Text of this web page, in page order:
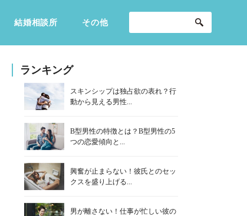
結婚相談所 その他
ランキング
スキンシップは独占欲の表れ？行
動から見える男性...
B型男性の特徴とは？B型男性の5
つの恋愛傾向と...
興奮が止まらない！彼氏とのセッ
クスを盛り上げる...
男が離さない！仕事が忙しい彼の